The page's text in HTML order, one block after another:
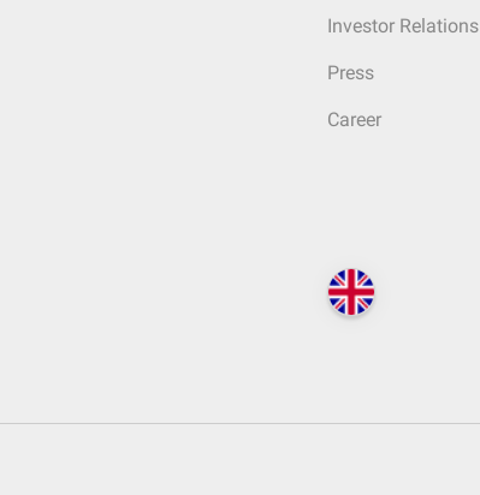
Investor Relations
Press
Career